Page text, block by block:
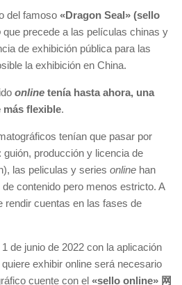
del famoso «Dragon Seal» (sello
que precede a las películas chinas y
de exhibición pública para las
la exhibición en China.
online tenía hasta ahora, una
más flexible.
tenían que pasar por
producción y licencia de
las peliculas y series online han
contenido pero menos estricto. A
rendir cuentas en las fases de
de junio de 2022 con la aplicación
exhibir online será necesario
cuente con el «sello online» 网